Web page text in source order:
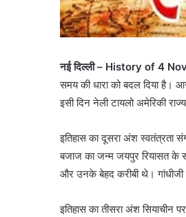
नई दिल्ली – History of 4
समय की धारा को बदल दिया है।
इसी दिन नेली टायलो अमेरिकी
इतिहास का दूसरा अंश स्वतंत्रता
बजाज का जन्म जयपुर रियासत के
और उनके बेहद करीबी थे।
इतिहास का तीसरा अंश सियाचीन